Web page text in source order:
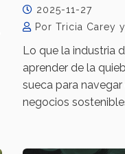
2025-11-27
Por Tricia Carey
Lo que la industria
aprender de la
sueca para
negocios